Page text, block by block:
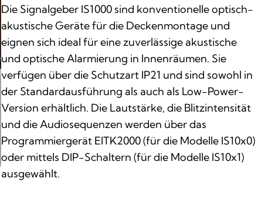
Die Signalgeber IS1000 sind konventionelle optisch-
akustische Geräte für die Deckenmontage und
eignen sich ideal für eine zuverlässige akustische
und optische Alarmierung in Innenräumen. Sie
verfügen über die Schutzart IP21 und sind sowohl in
der Standardausführung als auch als Low-Power-
Version erhältlich. Die Lautstärke, die Blitzintensität
und die Audiosequenzen werden über das
Programmiergerät EITK2000 (für die Modelle IS10x0)
oder mittels DIP-Schaltern (für die Modelle IS10x1)
ausgewählt.